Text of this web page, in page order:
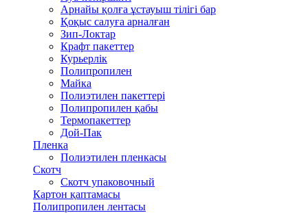
Арнайы қолға ұстауыш тілігі бар
Қоқыс салуға арналған
Зип-Локтар
Крафт пакеттер
Курьерлік
Полипропилен
Майка
Полиэтилен пакеттері
Полипропилен қабы
Термопакеттер
Дой-Пак
Пленка
Полиэтилен пленкасы
Скотч
Скотч упаковочный
Картон қаптамасы
Полипропилен лентасы